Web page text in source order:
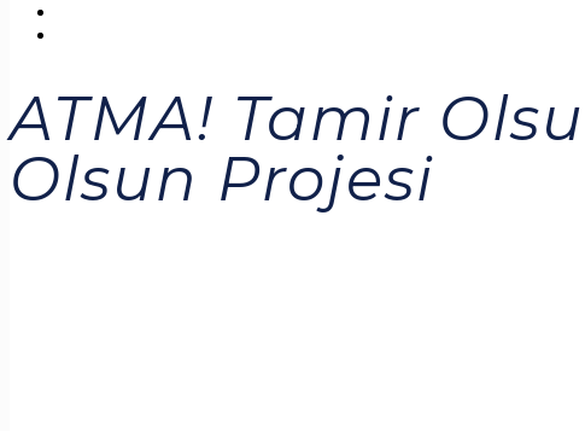
ATMA! Tamir
Olsun Projesi